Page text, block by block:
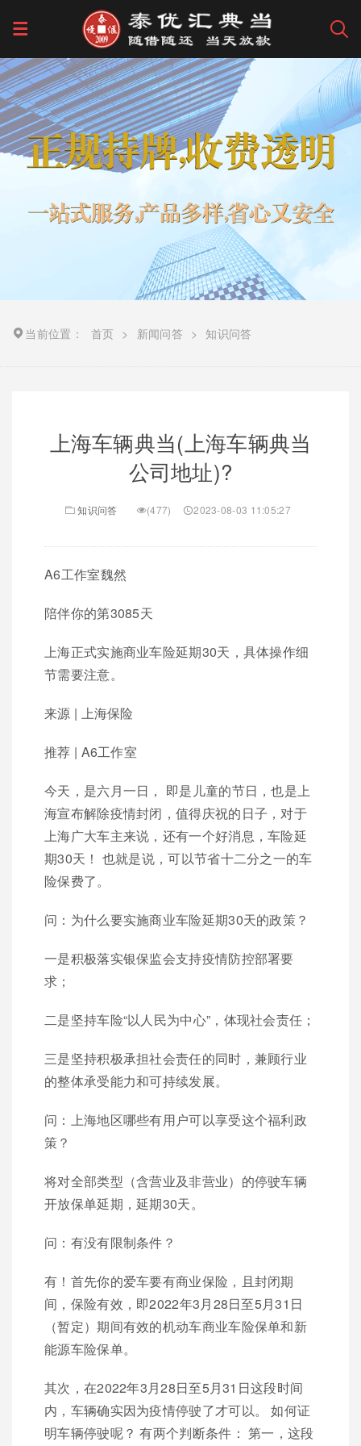
当前位置： 首页 > 新闻问答 > 知识问答
上海车辆典当(上海车辆典当
公司地址)?
知识问答 (477) 2023-08-03 11:05:27
A6工作室魏然
陪伴你的第3085天
上海正式实施商业车险延期30天，具体操作细
节需要注意。
来源 | 上海保险
推荐 | A6工作室
今天，是六月一日， 即是儿童的节日，也是上
海宣布解除疫情封闭，值得庆祝的日子，对于
上海广大车主来说，还有一个好消息，车险延
期30天！ 也就是说，可以节省十二分之一的车
险保费了。
问：为什么要实施商业车险延期30天的政策？
一是积极落实银保监会支持疫情防控部署要
求；
二是坚持车险“以人民为中心”，体现社会责任；
三是坚持积极承担社会责任的同时，兼顾行业
的整体承受能力和可持续发展。
问：上海地区哪些有用户可以享受这个福利政
策？
将对全部类型（含营业及非营业）的停驶车辆
开放保单延期，延期30天。
问：有没有限制条件？
有！首先你的爱车要有商业保险，且封闭期
间，保险有效，即2022年3月28日至5月31日
（暂定）期间有效的机动车商业车险保单和新
能源车险保单。
其次，在2022年3月28日至5月31日这段时间
内，车辆确实因为疫情停驶了才可以。 如何证
明车辆停驶呢？ 有两个判断条件： 第一，这段